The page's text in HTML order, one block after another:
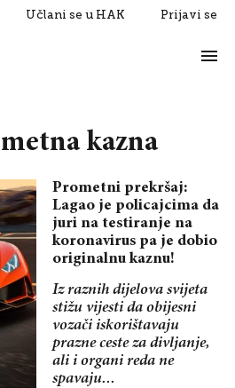
Učlani se u HAK Prijavi se
kazna
Prometni prekršaj:
Lagao je policajcima da
juri na testiranje na
koronavirus pa je dobio
originalnu kaznu!
Iz raznih dijelova svijeta
stižu vijesti da obijesni
vozači iskorištavaju
prazne ceste za divljanje,
ali i organi reda ne
spavaju...